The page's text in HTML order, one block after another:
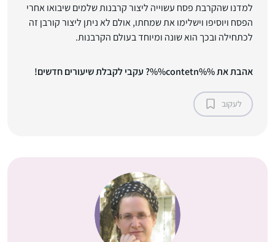
למדנו שהקרבת פסח עשוייה ליצור קרבנות שלמים שיבואו אחרי
הפסח ויוסיפו וישלימו את שמחתו, אולם לא ניתן ליצור קורבן זה
לכתחילה ובכך הוא שונה ומיוחד בעולם הקרבנות.
אהבת את %%contetn%%? עקבי לקבלת שיעורים חדשים!
לעקוב